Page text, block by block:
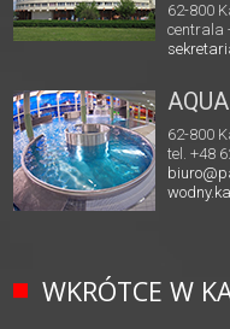
62-800
centrala
62-800
tel. +48
WKRÓTCE W